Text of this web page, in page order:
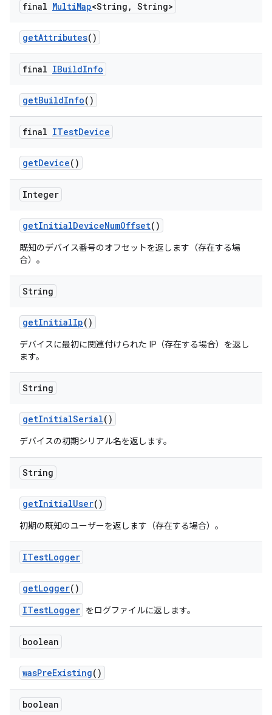
final MultiMap<String , String>
getAttributes()
final IBuildInfo
getBuildInfo()
final ITestDevice
getDevice()
Integer
getInitialDeviceNumOffset()
既知のデバイス番号のオフセットを返します（存在する場
合）。
String
getInitialIp()
デバイスに最初に関連付けられた IP（存在する場合）を返し
ます。
String
getInitialSerial()
デバイスの初期シリアル名を返します。
String
getInitialUser()
初期の既知のユーザーを返します（存在する場合）。
ITestLogger
getLogger()
ITestLogger をログファイルに返します。
boolean
wasPreExisting()
boolean